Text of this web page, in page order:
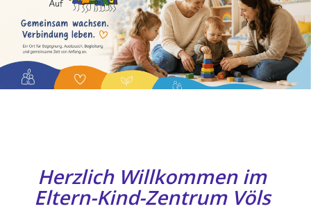
Herzlich Willkommen im
Eltern-Kind-Zentrum Völs